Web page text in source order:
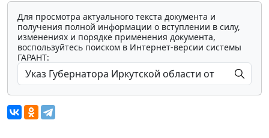
Для просмотра актуального текста документа и
получения полной информации о вступлении в силу,
изменениях и порядке применения документа,
воспользуйтесь поиском в Интернет-версии системы
ГАРАНТ: